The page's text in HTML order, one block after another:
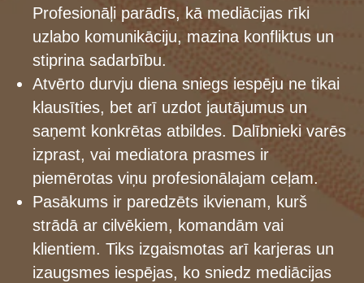
Profesionāļi parādīs, kā mediācijas rīki
uzlabo komunikāciju, mazina konfliktus un
stiprina sadarbību.
Atvērto durvju diena sniegs iespēju ne tikai
klausīties, bet arī uzdot jautājumus un
saņemt konkrētas atbildes. Dalībnieki varēs
izprast, vai mediatora prasmes ir
piemērotas viņu profesionālajam ceļam.
Pasākums ir paredzēts ikvienam, kurš
strādā ar cilvēkiem, komandām vai
klientiem. Tiks izgaismotas arī karjeras un
izaugsmes iespējas, ko sniedz mediācijas